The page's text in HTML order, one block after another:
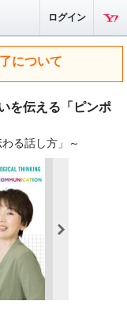
ログイン
について
を伝える「ピンポ
る話し方」～